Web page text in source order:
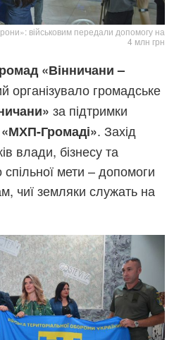
військовим передали допомогу на
4 млн грн
«Вінничани –
організувало громадське
за підтримки
Громаді». Захід
влади, бізнесу та
мети – допомоги
чиї земляки служать на